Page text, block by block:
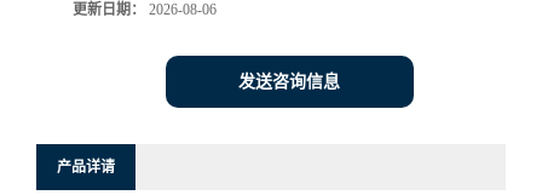
更新日期： 2026-08-06
发送咨询信息
产品详请